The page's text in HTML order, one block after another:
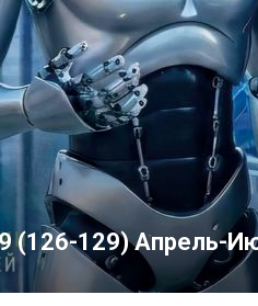
(126-129) Апрель-